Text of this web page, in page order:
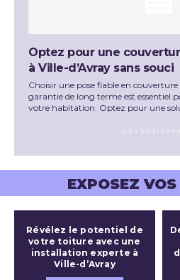
Optez pour une
à Ville-d’Avray sans souci
Choisir une pose fiable en couverture
garantie de long terme est essentiel
votre habitation. Optez pour une
-
EXPOSEZ VOS
Révélez le potentiel de
votre toiture avec une
installation experte à
Ville-d’Avray